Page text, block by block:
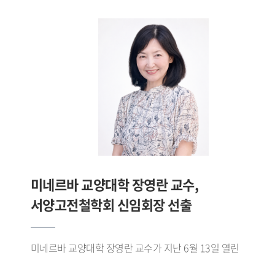
있습니다. 곁에 계신 우리 대학 구성원들의 추천을 받았다는
사실에 더욱 감사한 마음이 큽니다. - 동원교육상을 수상할 수
있었던 이유를 어떻게 생각하십니까?상을 받게 되면서 주변에
훌륭한 교수님들이 많으신데 어떻게 저한테 이런 영광이
돌아왔을까 생각해봤습니다. 아무래도 다양한 수업 모델을
개발 적용하고 연구한 교수법을 학생들에게 적용하는 등
실질적인 성과를 냈기 때문이 아닐까 합니다. 또 홍보실장,
태국학과 학과장, 특수외국어교육진흥원 부원장 등 주요
봐주셨으리라 예상합니다. - 교수님은 우리 한국외대
동문이기도 합니다. 한국외대는 교수님에게 어떤 의미입니까?
다행히 한국외대에 장학생으로 입학했고 좋은 교수님들을 만나
미네르바 교양대학 장영란 교수,
서양고전철학회 신임회장 선출
미네르바 교양대학 장영란 교수가 지난 6월 13일 열린